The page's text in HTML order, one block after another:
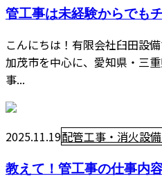
管工事は未経験からでも
こんにちは！有限会社臼田設
加茂市を中心に、愛知県・三
事...
2025.11.19配管工事・消火設
教えて！管工事の仕事内